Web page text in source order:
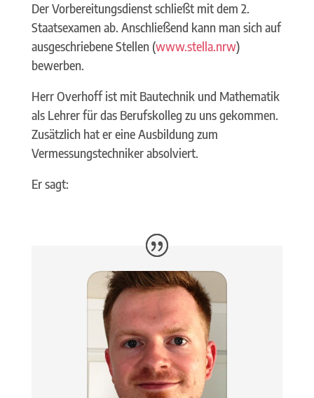
Der Vorbereitungsdienst schließt mit dem 2.
Staatsexamen ab. Anschließend kann man sich auf
ausgeschriebene Stellen (www.stella.nrw)
bewerben.
Herr Overhoff ist mit Bautechnik und Mathematik
als Lehrer für das Berufskolleg zu uns gekommen.
Zusätzlich hat er eine Ausbildung zum
Vermessungstechniker absolviert.
Er sagt: